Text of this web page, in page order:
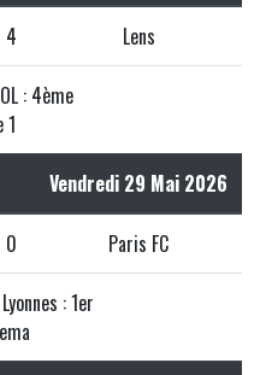
4 Lens
: 4ème
1
Vendredi 29 Mai 2026
0 Paris FC
: 1er